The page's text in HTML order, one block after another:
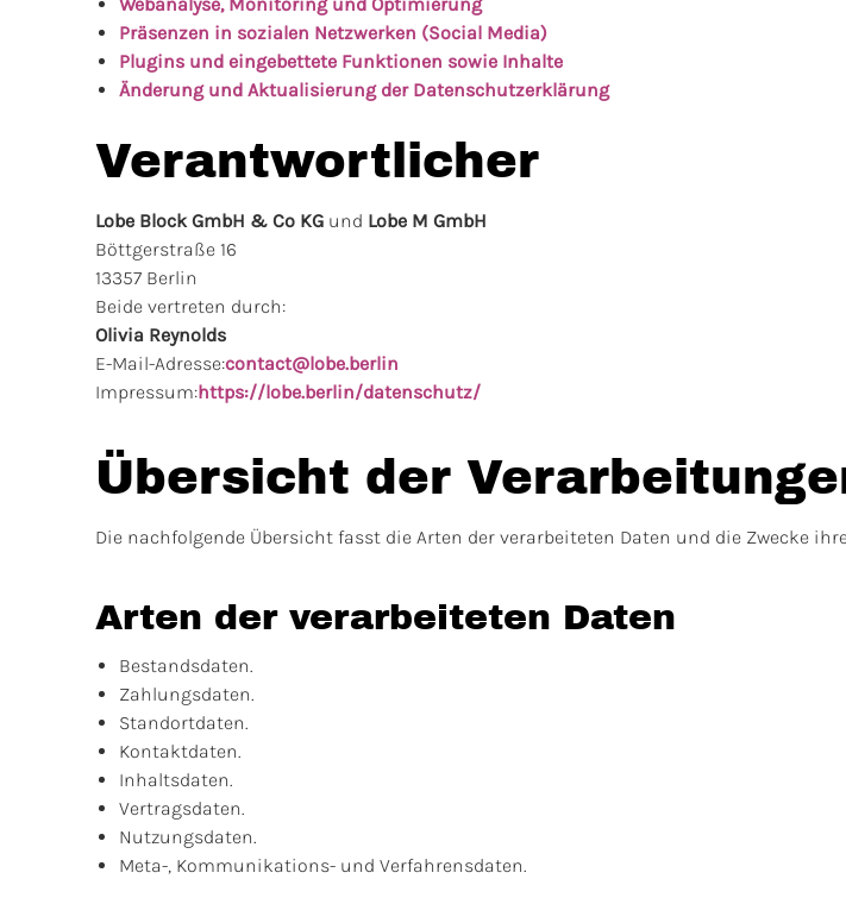
Präsenzen in sozialen Netzwerken (Social Media)
Plugins und eingebettete Funktionen sowie Inhalte
Änderung und Aktualisierung der Datenschutzerklärung
Verantwortlicher
Lobe Block GmbH & Co KGund Lobe M GmbH
Böttgerstraße 16
13357 Berlin
Beide vertreten durch:
Olivia Reynolds
E-Mail-Adresse:contact@lobe.berlin
Impressum:https://lobe.berlin/datenschutz/
Übersicht der
Die nachfolgende Übersicht fasst die Arten der verarbeiteten Daten und die Zwecke
Arten der verarbeiteten Daten
Bestandsdaten.
Zahlungsdaten.
Standortdaten.
Kontaktdaten.
Inhaltsdaten.
Vertragsdaten.
Nutzungsdaten.
Meta-, Kommunikations- und Verfahrensdaten.